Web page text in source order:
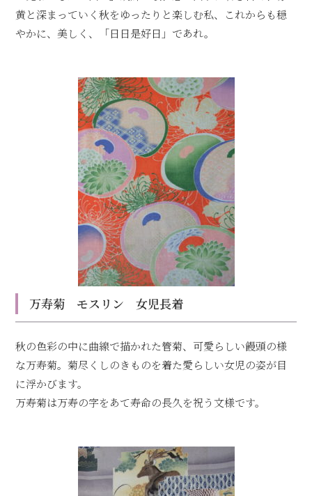
黄と深まっていく秋をゆったりと楽しむ私、これからも穏
やかに、美しく、「日日是好日」であれ。
万寿菊 モスリン 女児長着
秋の色彩の中に曲線で描かれた管菊、可愛らしい饅頭の様
な万寿菊。菊尽くしのきものを着た愛らしい女児の姿が目
に浮かびます。
万寿菊は万寿の字をあて寿命の長久を祝う文様です。